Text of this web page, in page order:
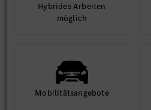
Hybrides Arbeiten
möglich
Mobilitäts­angebote